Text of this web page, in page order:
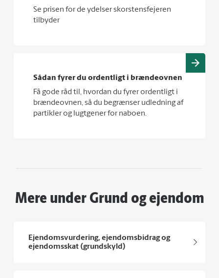
Se prisen for de ydelser skorstensfejeren
tilbyder
Sådan fyrer du ordentligt i brændeovnen
Få gode råd til, hvordan du fyrer ordentligt i
brændeovnen, så du begrænser udledning af
partikler og lugtgener for naboen.
Mere under Grund og ejendom
Ejendomsvurdering, ejendomsbidrag og
ejendomsskat (grundskyld)